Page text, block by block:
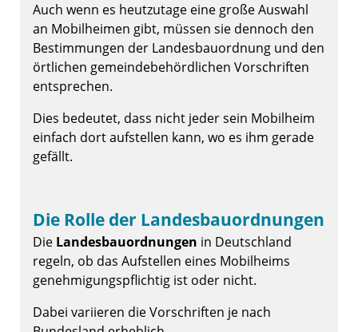
Auch wenn es heutzutage eine große Auswahl
an Mobilheimen gibt, müssen sie dennoch den
Bestimmungen der Landesbauordnung und den
örtlichen gemeindebehördlichen Vorschriften
entsprechen.
Dies bedeutet, dass nicht jeder sein Mobilheim
einfach dort aufstellen kann, wo es ihm gerade
gefällt.
Die Rolle der Landesbauordnungen
Die Landesbauordnungen in Deutschland
regeln, ob das Aufstellen eines Mobilheims
genehmigungspflichtig ist oder nicht.
Dabei variieren die Vorschriften je nach